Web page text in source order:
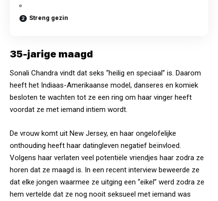
Streng gezin
35-jarige maagd
Sonali Chandra vindt dat seks “heilig en speciaal” is. Daarom
heeft het Indiaas-Amerikaanse model, danseres en komiek
besloten te wachten tot ze een ring om haar vinger heeft
voordat ze met iemand intiem wordt.
De vrouw komt uit New Jersey, en haar ongelofelijke
onthouding heeft haar datingleven negatief beïnvloed.
Volgens haar verlaten veel potentiële vriendjes haar zodra ze
horen dat ze maagd is. In een recent interview beweerde ze
dat elke jongen waarmee ze uitging een “eikel” werd zodra ze
hem vertelde dat ze nog nooit seksueel met iemand was